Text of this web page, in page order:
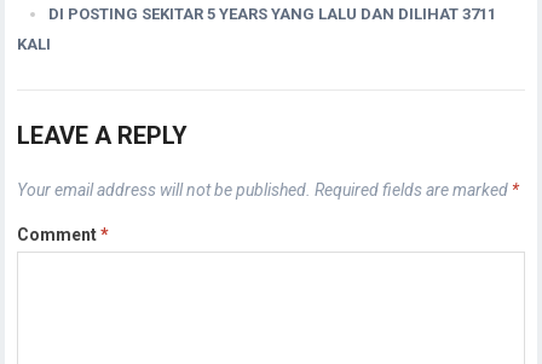
DI POSTING SEKITAR 5 YEARS YANG LALU DAN DILIHAT 3711
KALI
LEAVE A REPLY
Your email address will not be published. Required fields are marked *
Comment*